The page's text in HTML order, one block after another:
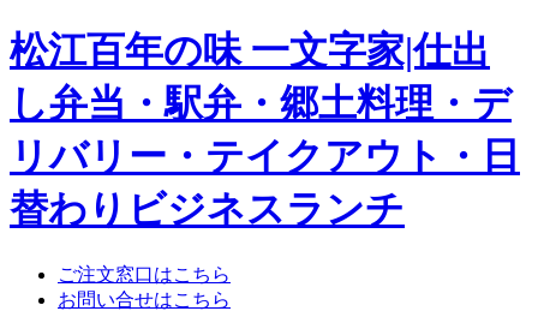
松江百年の味 一文字家|仕出
し弁当・駅弁・郷土料理・デ
リバリー・テイクアウト・日
替わりビジネスランチ
ご注文窓口はこちら
お問い合せはこちら